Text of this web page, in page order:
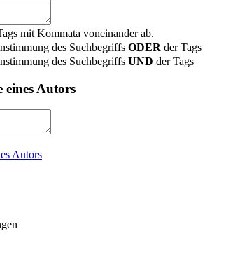
mit Kommata voneinander ab.
des Suchbegriffs ODER der Tags
des Suchbegriffs UND der Tags
eines Autors
Autors